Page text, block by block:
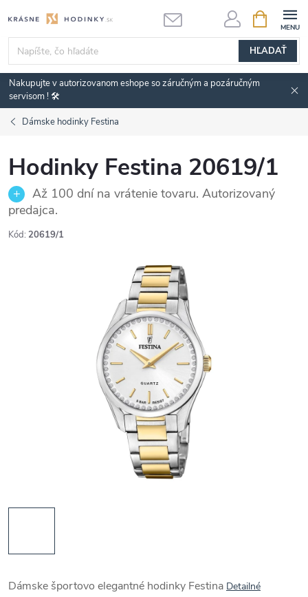
na
obsah
HĽADAŤ
KOŠÍK
Nakupujte v autorizovanom eshope so záručným a pozáručným
servisom ! 🛠️
Dámske hodinky Festina
Hodinky Festina 20619/1
Až 100 dní na vrátenie tovaru. Autorizovaný
predajca.
Kód: 20619/1
Dámske športovo elegantné hodinky Festina Detailné